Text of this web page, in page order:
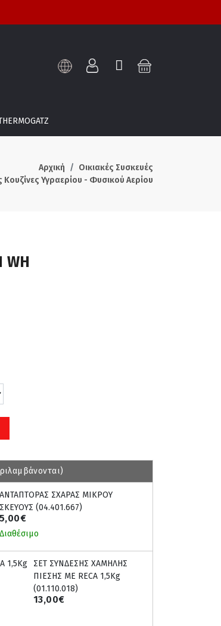
Αρχική
Οικιακές Συσκευές
Κουζίνες Υγραερίου - Φυσικού Αερίου
WH
ΑΝΤΑΠΤΟΡΑΣ ΣΧΑΡΑΣ ΜΙΚΡΟΥ
ΣΚΕΥΟΥΣ (04.401.667)
5,00€
Διαθέσιμο
ΣΕΤ ΣΥΝΔΕΣΗΣ ΧΑΜΗΛΗΣ
ΠΙΕΣΗΣ ΜΕ RECA 1,5Kg
(01.110.018)
13,00€